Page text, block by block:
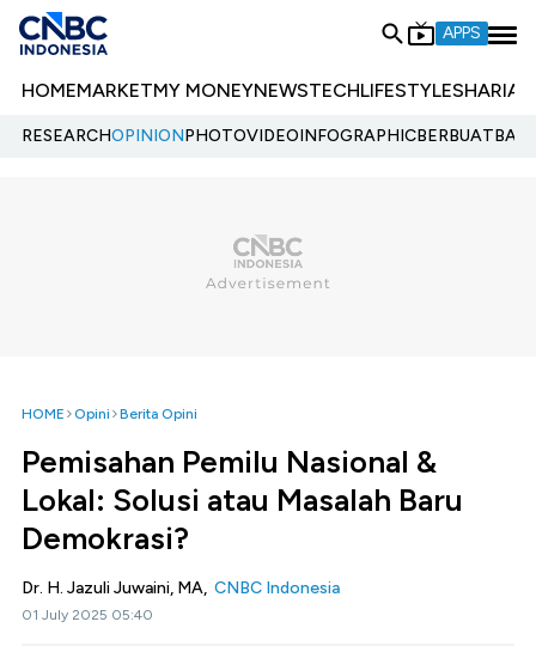
APPS
HOMEMARKETMY MONEYNEWSTECHLIFESTYLESHARIA
RESEARCHOPINIONPHOTOVIDEOINFOGRAPHIC
HOME Opini Berita Opini
Pemisahan Pemilu Nasional &
Lokal: Solusi atau Masalah Baru
Demokrasi?
Dr. H. Jazuli Juwaini, MA, CNBC Indonesia
01 July 2025 05:40